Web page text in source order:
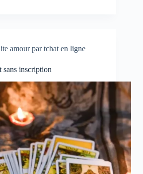
amour par tchat en ligne
sans inscription